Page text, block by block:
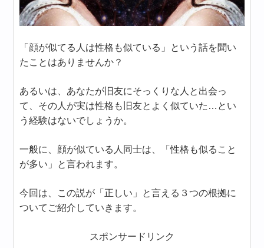
「顔が似てる人は性格も似ている」という話を聞い
たことはありませんか？
あるいは、あなたが旧友にそっくりな人と出会っ
て、その人が実は性格も旧友とよく似ていた…とい
う経験はないでしょうか。
一般に、顔が似ている人同士は、「性格も似ること
が多い」と言われます。
今回は、この説が「正しい」と言える３つの根拠に
ついてご紹介していきます。
スポンサードリンク